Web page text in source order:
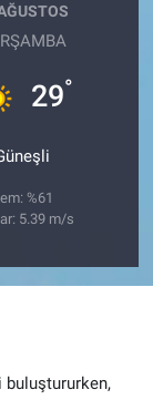
29°
%61
5.39 m/s
buluştururken,